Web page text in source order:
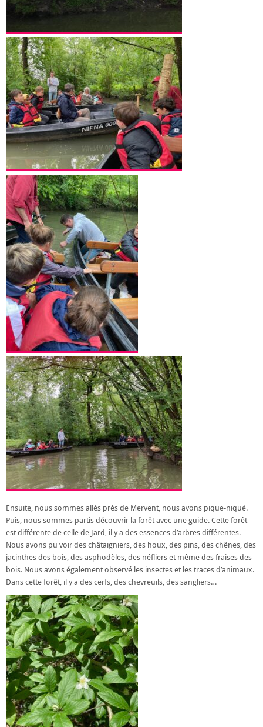
Ensuite, nous sommes allés près de Mervent, nous avons pique-niqué.
Puis, nous sommes partis découvrir la forêt avec une guide. Cette forêt
est différente de celle de Jard, il y a des essences d’arbres différentes.
Nous avons pu voir des châtaigniers, des houx, des pins, des chênes, des
jacinthes des bois, des asphodèles, des néfliers et même des fraises des
bois. Nous avons également observé les insectes et les traces d’animaux.
Dans cette forêt, il y a des cerfs, des chevreuils, des sangliers…